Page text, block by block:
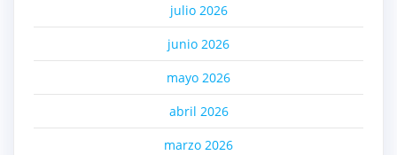
julio 2026
junio 2026
mayo 2026
abril 2026
marzo 2026